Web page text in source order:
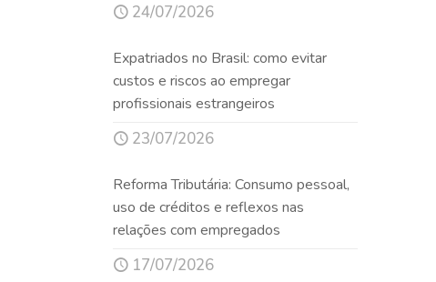
24/07/2026
Expatriados no Brasil: como evitar
custos e riscos ao empregar
profissionais estrangeiros
23/07/2026
Reforma Tributária: Consumo pessoal,
uso de créditos e reflexos nas
relações com empregados
17/07/2026